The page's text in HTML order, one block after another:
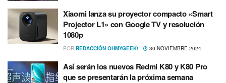
Xiaomi lanza su proyector compacto «Smart
Projector L1» con Google TV y resolución
1080p
POR REDACCIÓN OHMYGEEK! 30 NOVIEMBRE 2024
Así serán los nuevos Redmi K80 y K80 Pro
que se presentarán la próxima semana